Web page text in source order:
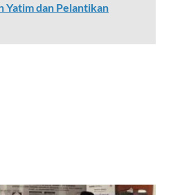
Yatim dan Pelantikan